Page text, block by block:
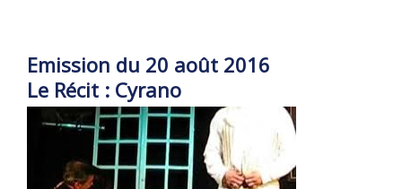
Emission du 20 août 2016
Le Récit : Cyrano